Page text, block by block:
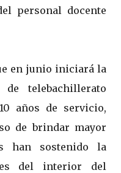
personal docente
en junio iniciará la
telebachillerato
años de servicio,
de brindar mayor
han sostenido la
del interior del